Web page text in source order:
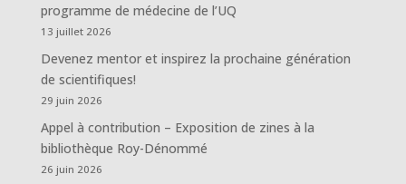
programme de médecine de l’UQ
13 juillet 2026
Devenez mentor et inspirez la prochaine génération
de scientifiques!
29 juin 2026
Appel à contribution – Exposition de zines à la
bibliothèque Roy-Dénommé
26 juin 2026